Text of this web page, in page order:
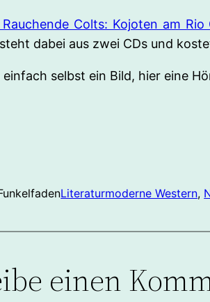
Rauchende Colts: Kojoten am Rio
dabei aus zwei CDs und
selbst ein Bild, hier eine
Literaturmoderne Western,
einen